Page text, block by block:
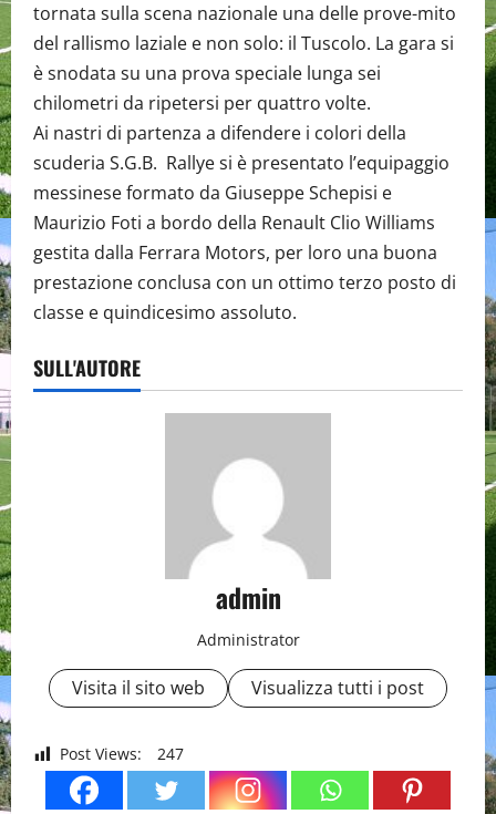
tornata sulla scena nazionale una delle prove-mito
del rallismo laziale e non solo: il Tuscolo. La gara si
è snodata su una prova speciale lunga sei
chilometri da ripetersi per quattro volte.
Ai nastri di partenza a difendere i colori della
scuderia S.G.B. Rallye si è presentato l’equipaggio
messinese formato da Giuseppe Schepisi e
Maurizio Foti a bordo della Renault Clio Williams
gestita dalla Ferrara Motors, per loro una buona
prestazione conclusa con un ottimo terzo posto di
classe e quindicesimo assoluto.
SULL'AUTORE
admin
Administrator
Visita il sito web Visualizza tutti i post
Post Views: 247